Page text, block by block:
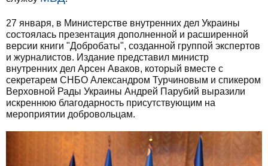
27 января, в Министерстве внутренних дел Украины
состоялась презентация дополненной и расширенной
версии книги "Добробаты", созданной группой экспертов
и журналистов. Издание представил министр
внутренних дел Арсен Аваков, который вместе с
секретарем СНБО Александром Турчиновым и спикером
Верховной Рады Украины Андрей Парубий выразили
искреннюю благодарность присутствующим на
мероприятии добровольцам.